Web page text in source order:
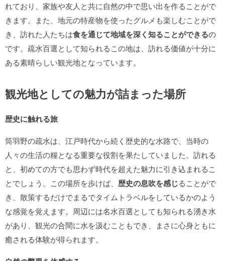
れており、家族や友人と共に自然の中で思い出を作ることがで
きます。また、地元の特産物を使ったグルメも楽しむことがで
き、訪れた人たちは食を通じて地域を深く知ることができるの
です。疏水百選として知られるこの地は、訪れる価値が十分に
ある素晴らしい観光地となっています。
観光地としての魅力が詰まった場所
歴史に触れる旅
筒羽野の疏水は、江戸時代から続く歴史的な水路で、当時の
人々の生活の糧となる重要な役割を果たしていました。訪れる
と、初めての方でも思わず時代を超えた魅力に引き込まれるこ
とでしょう。この場所を歩けば、 歴史の息吹を感じることがで
き、散策するだけでまるでタイムトラベルをしているかのよう
な感覚を覚えます。周辺には名水百選としても知られる湧き水
があり、観光の合間に水を汲むこともでき、まさに心身ともに
癒される体験が得られます。